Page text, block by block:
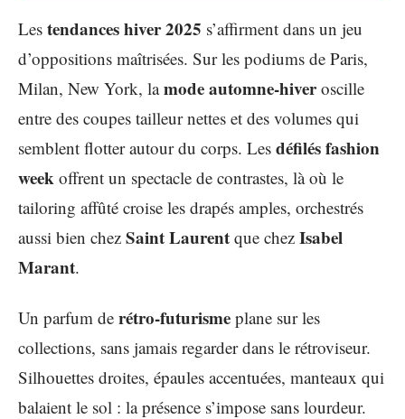
Les tendances hiver 2025 s’affirment dans un jeu
d’oppositions maîtrisées. Sur les podiums de Paris,
Milan, New York, lamode automne-hiveroscille
entre des coupes tailleur nettes et des volumes qui
semblent flotter autour du corps. Les défilés fashion
week offrent un spectacle de contrastes, là où le
tailoring affûté croise les drapés amples, orchestrés
aussi bien chez Saint Laurent que chez Isabel
Marant.
Un parfum de rétro-futurisme plane sur les
collections, sans jamais regarder dans le rétroviseur.
Silhouettes droites, épaules accentuées, manteaux qui
balaient le sol : la présence s’impose sans lourdeur.